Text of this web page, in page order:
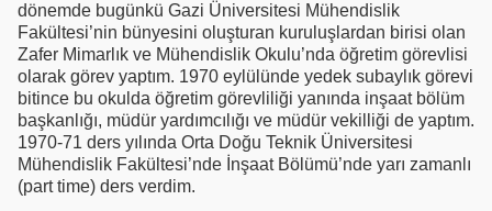
dönemde bugünkü Gazi Üniversitesi Mühendislik
Fakültesi’nin bünyesini oluşturan kuruluşlardan birisi olan
Zafer Mimarlık ve Mühendislik Okulu’nda öğretim görevlisi
olarak görev yaptım. 1970 eylülünde yedek subaylık görevi
bitince bu okulda öğretim görevliliği yanında inşaat bölüm
başkanlığı, müdür yardımcılığı ve müdür vekilliği de yaptım.
1970-71 ders yılında Orta Doğu Teknik Üniversitesi
Mühendislik Fakültesi’nde İnşaat Bölümü’nde yarı zamanlı
(part time) ders verdim.